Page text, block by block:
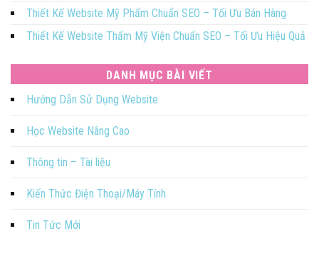
Thiết Kế Website Mỹ Phẩm Chuẩn SEO – Tối Ưu Bán Hàng
Thiết Kế Website Thẩm Mỹ Viện Chuẩn SEO – Tối Ưu Hiệu Quả
DANH MỤC BÀI VIẾT
Hướng Dẫn Sử Dụng Website
Học Website Nâng Cao
Thông tin – Tài liệu
Kiến Thức Điện Thoại/Máy Tính
Tin Tức Mới